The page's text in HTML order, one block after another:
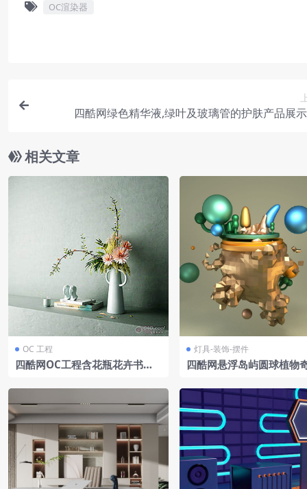
OC渲染器
四酷网绿色精华液,绿叶及玻璃管的护肤产品展
相关文章
OC 工程
四酷网OC工程含花瓶花卉书籍
灯具-装饰-摆件
四酷网悬浮岛屿圆球植物